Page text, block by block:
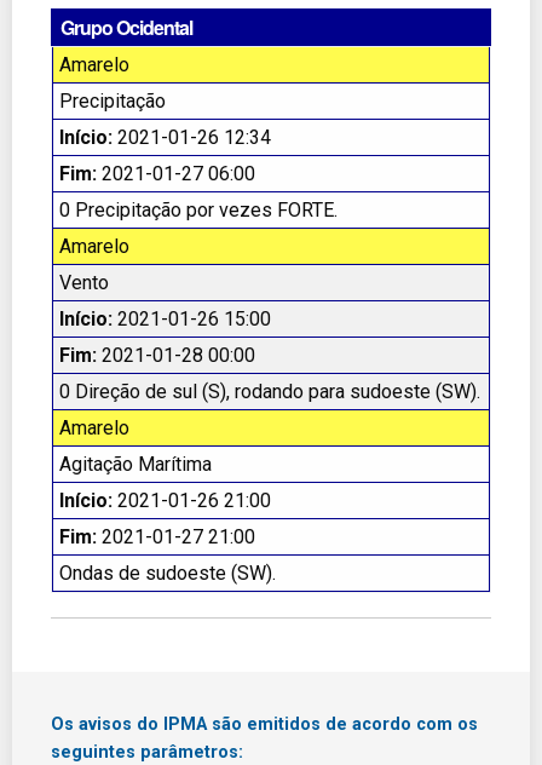
Grupo Ocidental
Amarelo
Precipitação
Início: 2021-01-26 12:34
Fim: 2021-01-27 06:00
0 Precipitação por vezes FORTE.
Amarelo
Vento
Início: 2021-01-26 15:00
Fim: 2021-01-28 00:00
0 Direção de sul (S), rodando para sudoeste (SW).
Amarelo
Agitação Marítima
Início: 2021-01-26 21:00
Fim: 2021-01-27 21:00
Ondas de sudoeste (SW).
Os avisos do IPMA são emitidos de acordo com os
seguintes parâmetros: